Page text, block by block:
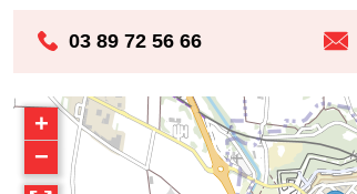
03 89 72 56 66
+
−